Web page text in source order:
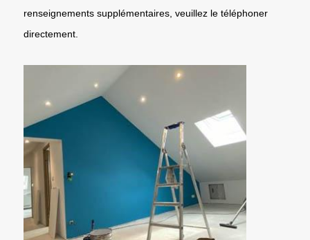
renseignements supplémentaires, veuillez le téléphoner
directement.